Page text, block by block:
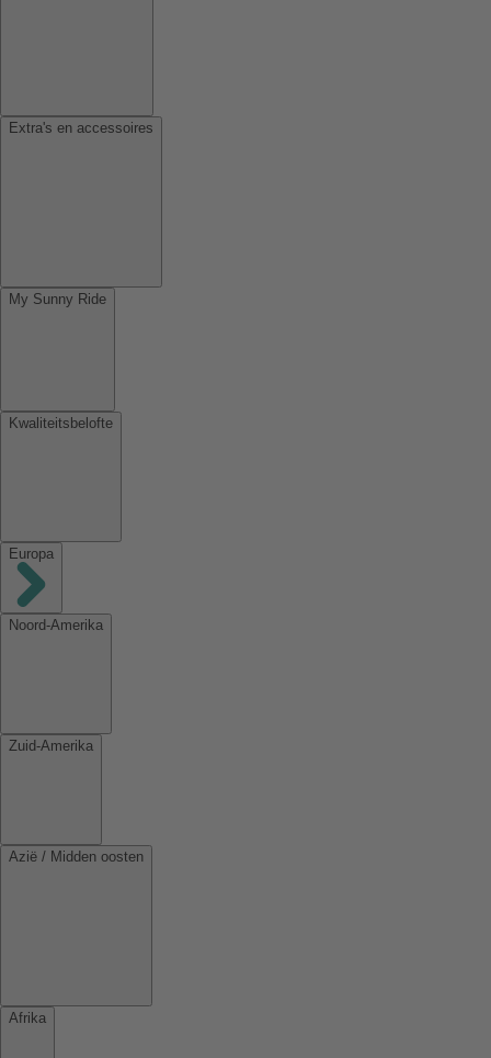
Extra's en accessoires
My Sunny Ride
Kwaliteitsbelofte
Europa
Noord-Amerika
Zuid-Amerika
Azië / Midden oosten
Afrika